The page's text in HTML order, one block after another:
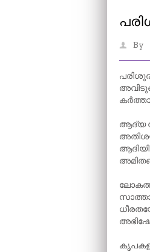
By
ആദ്യ